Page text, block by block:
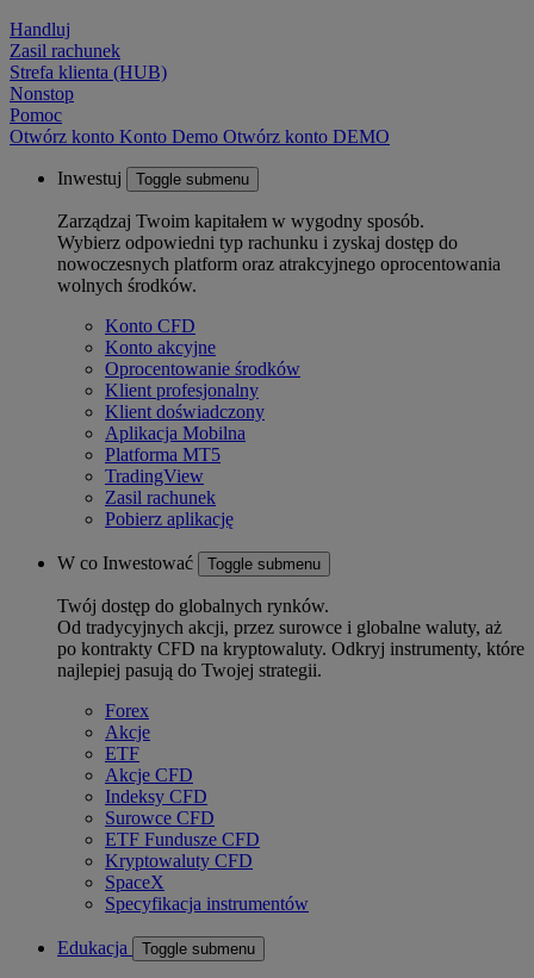
Handluj
Zasil rachunek
Strefa klienta (HUB)
Nonstop
Pomoc
Otwórz konto Konto Demo Otwórz konto DEMO
Inwestuj Toggle submenu
Zarządzaj Twoim kapitałem w wygodny sposób.
Wybierz odpowiedni typ rachunku i zyskaj dostęp do
nowoczesnych platform oraz atrakcyjnego oprocentowania
wolnych środków.
Konto CFD
Konto akcyjne
Oprocentowanie środków
Klient profesjonalny
Klient doświadczony
Aplikacja Mobilna
Platforma MT5
TradingView
Zasil rachunek
Pobierz aplikację
W co Inwestować Toggle submenu
Twój dostęp do globalnych rynków.
Od tradycyjnych akcji, przez surowce i globalne waluty, aż
po kontrakty CFD na kryptowaluty. Odkryj instrumenty, które
najlepiej pasują do Twojej strategii.
Forex
Akcje
ETF
Akcje CFD
Indeksy CFD
Surowce CFD
ETF Fundusze CFD
Kryptowaluty CFD
SpaceX
Specyfikacja instrumentów
Edukacja Toggle submenu